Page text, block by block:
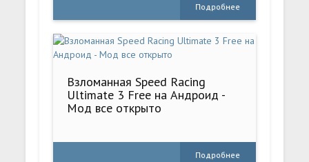
Подробнее
Взломанная Speed Racing
Ultimate 3 Free на Андроид -
Мод все открыто
Подробнее